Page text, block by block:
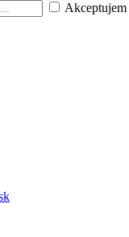
Akceptujem